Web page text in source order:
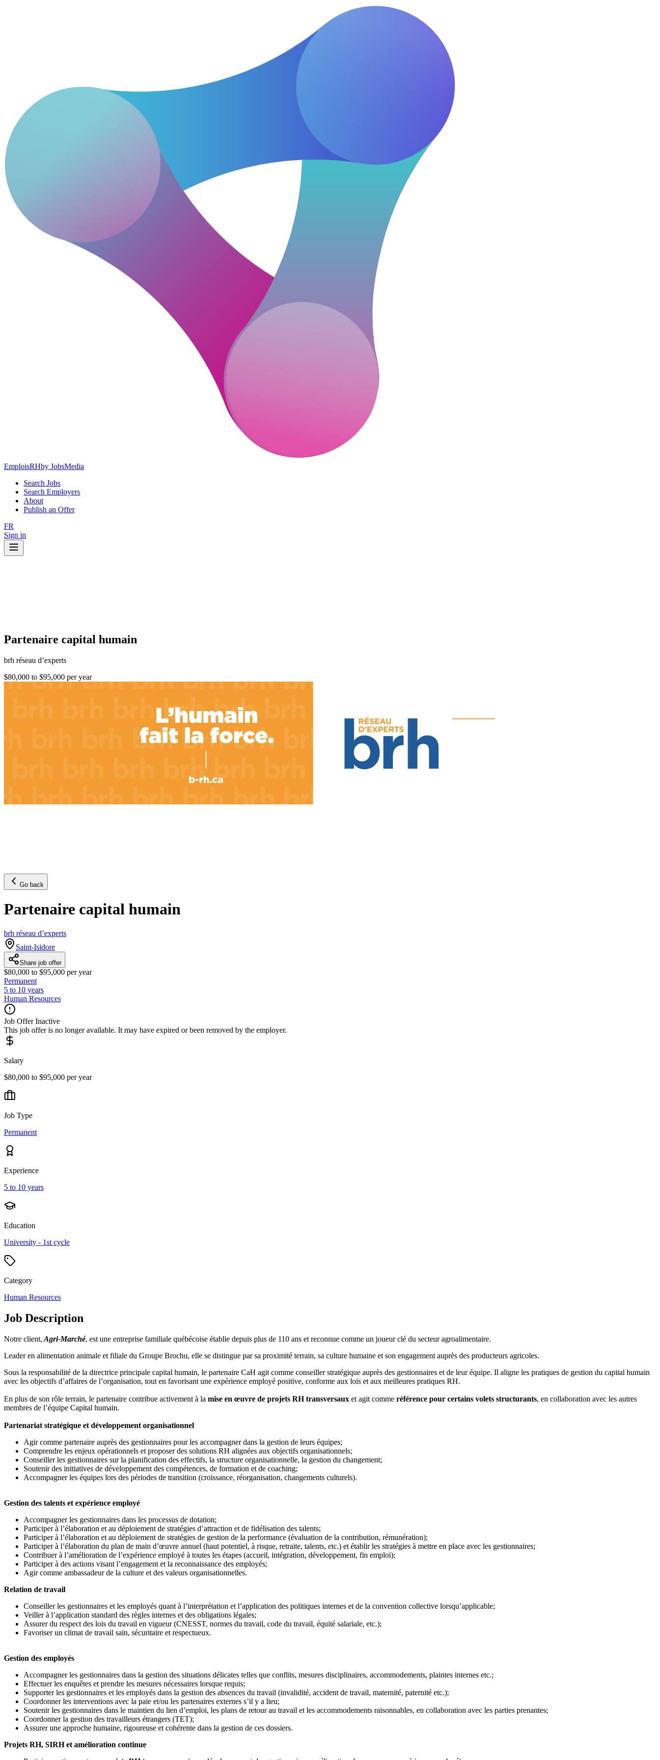
EmploisRHby JobsMedia
Search Jobs
Search Employers
About
Publish an Offer
FR
Sign in
Partenaire capital humain
brh réseau d’experts
$80,000 to $95,000 per year
Go back
Partenaire capital humain
brh réseau d’experts
Saint-Isidore
Share job offer
$80,000 to $95,000 per year
Permanent
5 to 10 years
Human Resources
Job Offer Inactive
This job offer is no longer available. It may have expired or been removed by the employer.
Salary
$80,000 to $95,000 per year
Job Type
Permanent
Experience
5 to 10 years
Education
University - 1st cycle
Category
Human Resources
Job Description
Notre client, Agri-Marché, est une entreprise familiale québécoise établie depuis plus de 110 ans et reconnue comme un joueur clé du secteur agroalimentaire.
Leader en alimentation animale et filiale du Groupe Brochu, elle se distingue par sa proximité terrain, sa culture humaine et son engagement auprès des producteurs agricoles.
Sous la responsabilité de la directrice principale capital humain, le partenaire CaH agit comme conseiller stratégique auprès des gestionnaires et de leur équipe. Il aligne les pratiques de gestion du capital humain
avec les objectifs d’affaires de l’organisation, tout en favorisant une expérience employé positive, conforme aux lois et aux meilleures pratiques RH.
En plus de son rôle terrain, le partenaire contribue activement à la mise en œuvre de projets RH transversaux et agit comme référence pour certains volets structurants, en collaboration avec les autres
membres de l’équipe Capital humain.
Partenariat stratégique et développement organisationnel
Agir comme partenaire auprès des gestionnaires pour les accompagner dans la gestion de leurs équipes;
Comprendre les enjeux opérationnels et proposer des solutions RH alignées aux objectifs organisationnels;
Conseiller les gestionnaires sur la planification des effectifs, la structure organisationnelle, la gestion du changement;
Soutenir des initiatives de développement des compétences, de formation et de coaching;
Accompagner les équipes lors des périodes de transition (croissance, réorganisation, changements culturels).
Gestion des talents et expérience employé
Accompagner les gestionnaires dans les processus de dotation;
Participer à l’élaboration et au déploiement de stratégies d’attraction et de fidélisation des talents;
Participer à l’élaboration et au déploiement de stratégies de gestion de la performance (évaluation de la contribution, rémunération);
Participer à l’élaboration du plan de main d’œuvre annuel (haut potentiel, à risque, retraite, talents, etc.) et établir les stratégies à mettre en place avec les gestionnaires;
Contribuer à l’amélioration de l’expérience employé à toutes les étapes (accueil, intégration, développement, fin emploi);
Participer à des actions visant l’engagement et la reconnaissance des employés;
Agir comme ambassadeur de la culture et des valeurs organisationnelles.
Relation de travail
Conseiller les gestionnaires et les employés quant à l’interprétation et l’application des politiques internes et de la convention collective lorsqu’applicable;
Veiller à l’application standard des règles internes et des obligations légales;
Assurer du respect des lois du travail en vigueur (CNESST, normes du travail, code du travail, équité salariale, etc.);
Favoriser un climat de travail sain, sécuritaire et respectueux.
Gestion des employés
Accompagner les gestionnaires dans la gestion des situations délicates telles que conflits, mesures disciplinaires, accommodements, plaintes internes etc.;
Effectuer les enquêtes et prendre les mesures nécessaires lorsque requis;
Supporter les gestionnaires et les employés dans la gestion des absences du travail (invalidité, accident de travail, maternité, paternité etc.);
Coordonner les interventions avec la paie et/ou les partenaires externes s’il y a lieu;
Soutenir les gestionnaires dans le maintien du lien d’emploi, les plans de retour au travail et les accommodements raisonnables, en collaboration avec les parties prenantes;
Coordonner la gestion des travailleurs étrangers (TET);
Assurer une approche humaine, rigoureuse et cohérente dans la gestion de ces dossiers.
Projets RH, SIRH et amélioration continue